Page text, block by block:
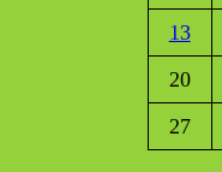
13
20
27